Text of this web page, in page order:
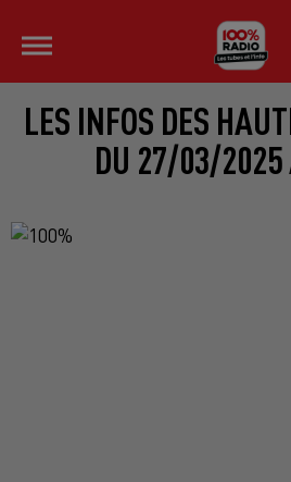
LES INFOS DES
DU 27/03/2025